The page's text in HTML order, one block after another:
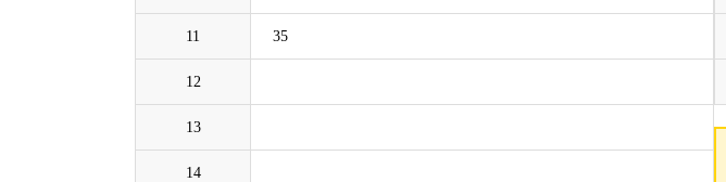
11 35
12
13
14